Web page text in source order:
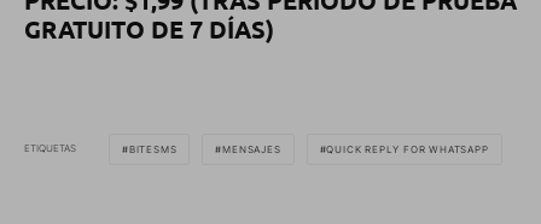
GRATUITO DE 7 DÍAS)
ETIQUETAS BITESMS MENSAJES QUICK REPLY FOR WHATSAPP